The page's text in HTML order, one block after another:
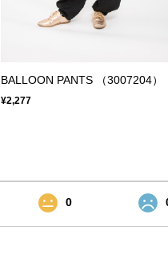
BALLOON PANTS （3007204）
¥2,277
0